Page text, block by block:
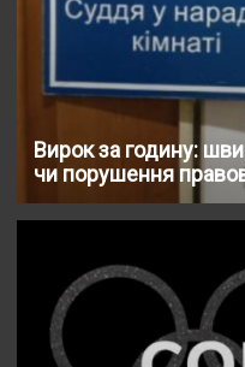
Вирок за годину:
чи порушення